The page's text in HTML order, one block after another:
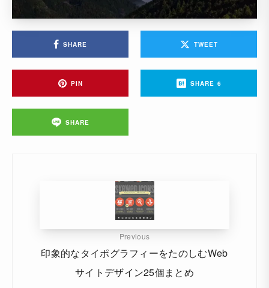
SHARE TWEET
PIN SHARE 6
SHARE
Previous
印象的なタイポグラフィーをたのしむWeb
サイトデザイン25個まとめ